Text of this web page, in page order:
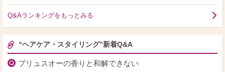
Q&Aランキングをもっとみる
“ヘアケア・スタイリング”新着Q&A
プリュスオーの香りと和解できない